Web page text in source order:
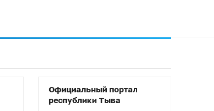
Официальный портал
республики Тыва